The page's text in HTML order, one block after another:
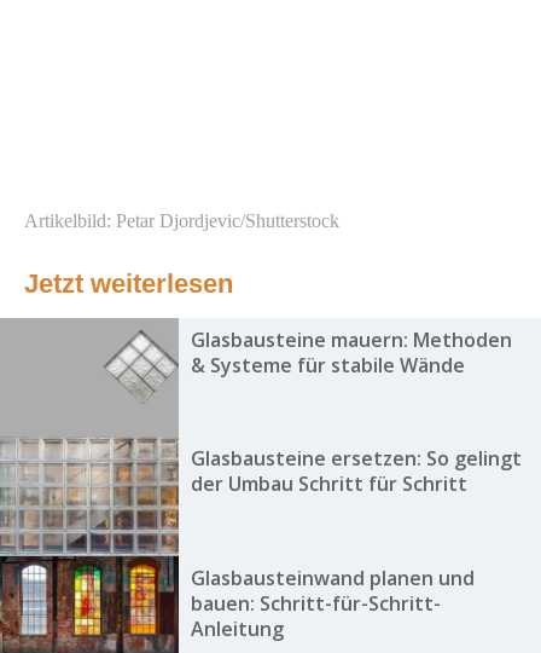
Artikelbild: Petar Djordjevic/Shutterstock
Jetzt weiterlesen
Glasbausteine mauern: Methoden
& Systeme für stabile Wände
Glasbausteine ersetzen: So gelingt
der Umbau Schritt für Schritt
Glasbausteinwand planen und
bauen: Schritt-für-Schritt-
Anleitung